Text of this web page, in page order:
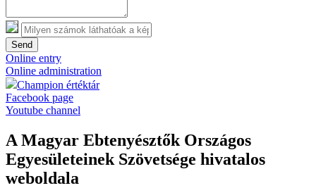
Send
Online entry
Online administration
Champion értéktár
Facebook page
Youtube channel
A Magyar Ebtenyésztők Országos
Egyesületeinek Szövetsége hivatalos
weboldala